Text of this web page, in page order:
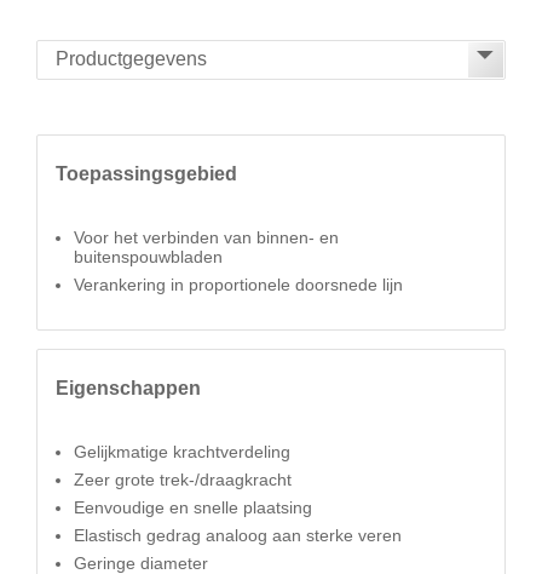
Toepassingsgebied
Voor het verbinden van binnen- en
buitenspouwbladen
Verankering in proportionele doorsnede lijn
Eigenschappen
Gelijkmatige krachtverdeling
Zeer grote trek-/draagkracht
Eenvoudige en snelle plaatsing
Elastisch gedrag analoog aan sterke veren
Geringe diameter